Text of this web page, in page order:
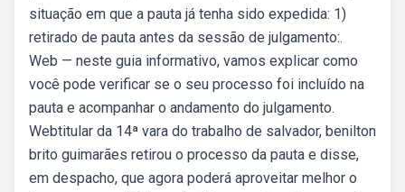
situação em que a pauta já tenha sido expedida: 1)
retirado de pauta antes da sessão de julgamento:.
Web — neste guia informativo, vamos explicar como
você pode verificar se o seu processo foi incluído na
pauta e acompanhar o andamento do julgamento.
Webtitular da 14ª vara do trabalho de salvador, benilton
brito guimarães retirou o processo da pauta e disse,
em despacho, que agora poderá aproveitar melhor o